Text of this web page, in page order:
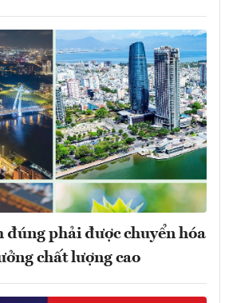
đúng phải được chuyển hóa
chất lượng cao